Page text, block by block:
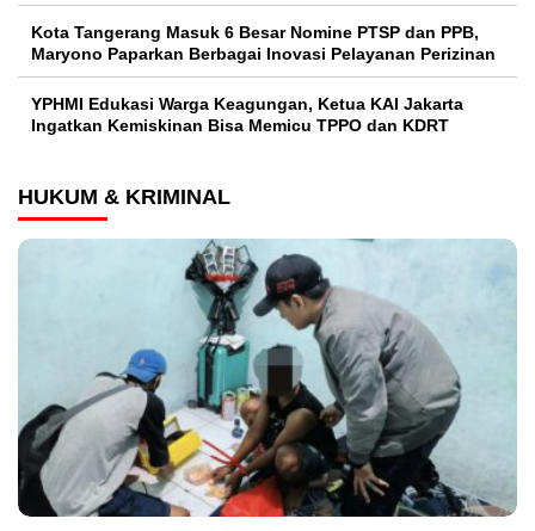
Kota Tangerang Masuk 6 Besar Nomine PTSP dan PPB,
Maryono Paparkan Berbagai Inovasi Pelayanan Perizinan
YPHMI Edukasi Warga Keagungan, Ketua KAI Jakarta
Ingatkan Kemiskinan Bisa Memicu TPPO dan KDRT
HUKUM & KRIMINAL